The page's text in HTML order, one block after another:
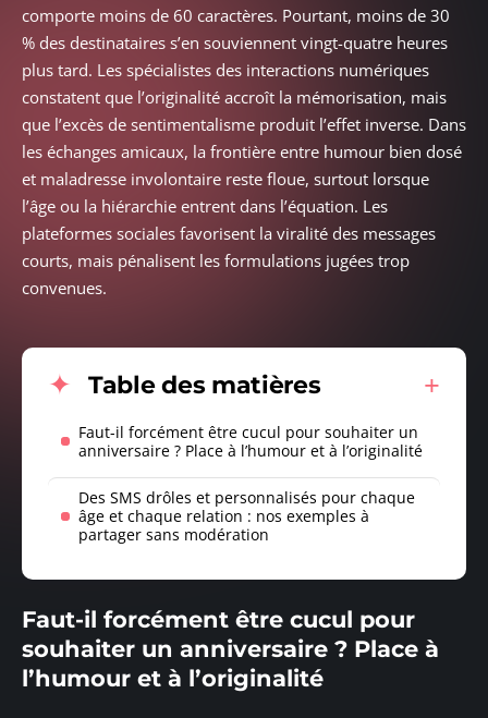
comporte moins de 60 caractères. Pourtant, moins de 30
% des destinataires s’en souviennent vingt-quatre heures
plus tard. Les spécialistes des interactions numériques
constatent que l’originalité accroît la mémorisation, mais
que l’excès de sentimentalisme produit l’effet inverse. Dans
les échanges amicaux, la frontière entre humour bien dosé
et maladresse involontaire reste floue, surtout lorsque
l’âge ou la hiérarchie entrent dans l’équation. Les
plateformes sociales favorisent la viralité des messages
courts, mais pénalisent les formulations jugées trop
convenues.
Table des matières
Faut-il forcément être cucul pour souhaiter un
anniversaire ? Place à l’humour et à l’originalité
Des SMS drôles et personnalisés pour chaque
âge et chaque relation : nos exemples à
partager sans modération
Faut-il forcément être cucul pour
souhaiter un anniversaire ? Place à
l’humour et à l’originalité